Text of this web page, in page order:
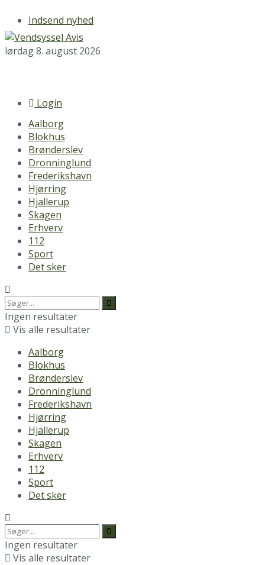
Indsend nyhed
lørdag 8. august 2026
Login
Aalborg
Blokhus
Brønderslev
Dronninglund
Frederikshavn
Hjørring
Hjallerup
Skagen
Erhverv
112
Sport
Det sker
Ingen resultater
Vis alle resultater
Aalborg
Blokhus
Brønderslev
Dronninglund
Frederikshavn
Hjørring
Hjallerup
Skagen
Erhverv
112
Sport
Det sker
Ingen resultater
Vis alle resultater